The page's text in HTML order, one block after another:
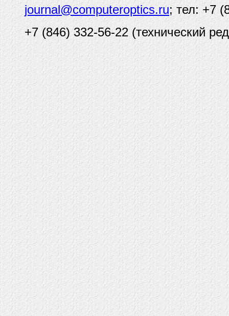
journal@computeroptics.ru; тел: +7
+7 (846) 332-56-22 (технический